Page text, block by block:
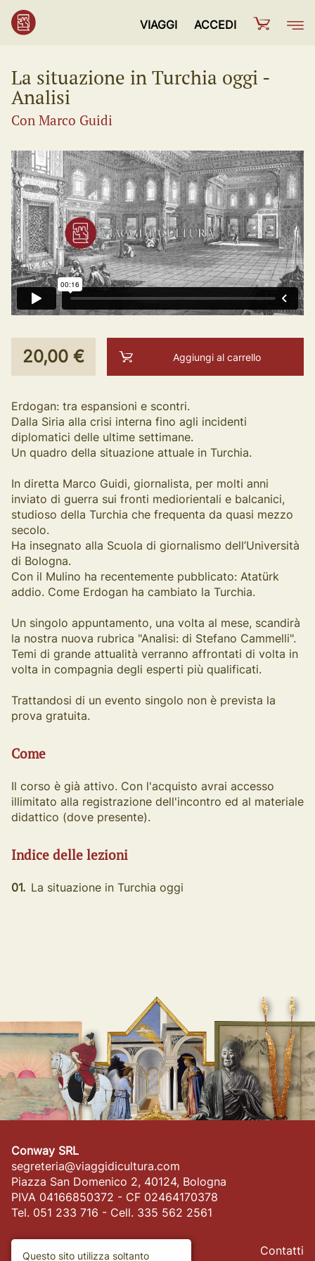
VIAGGI ACCEDI
La situazione in Turchia oggi -
Analisi
Con Marco Guidi
20,00 € Aggiungi al carrello
Erdogan: tra espansioni e scontri.
Dalla Siria alla crisi interna fino agli incidenti
diplomatici delle ultime settimane.
Un quadro della situazione attuale in Turchia.
In diretta Marco Guidi, giornalista, per molti anni
inviato di guerra sui fronti mediorientali e balcanici,
studioso della Turchia che frequenta da quasi mezzo
secolo.
Ha insegnato alla Scuola di giornalismo dell’Università
di Bologna.
Con il Mulino ha recentemente pubblicato: Atatürk
addio. Come Erdogan ha cambiato la Turchia.
Un singolo appuntamento, una volta al mese, scandirà
la nostra nuova rubrica "Analisi: di Stefano Cammelli".
Temi di grande attualità verranno affrontati di volta in
volta in compagnia degli esperti più qualificati.
Trattandosi di un evento singolo non è prevista la
prova gratuita.
Come
Il corso è già attivo. Con l'acquisto avrai accesso
illimitato alla registrazione dell'incontro ed al materiale
didattico (dove presente).
Indice delle lezioni
01. La situazione in Turchia oggi
Conway SRL
segreteria@viaggidicultura.com
Piazza San Domenico 2, 40124, Bologna
PIVA 04166850372 - CF 02464170378
Tel. 051 233 716 - Cell. 335 562 2561
Contatti
Questo sito utilizza soltanto